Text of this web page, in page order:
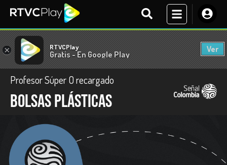
× RTVCPlay
Gratis - En Google Play
Ver
Profesor Súper O recargado
Bolsas plásticas